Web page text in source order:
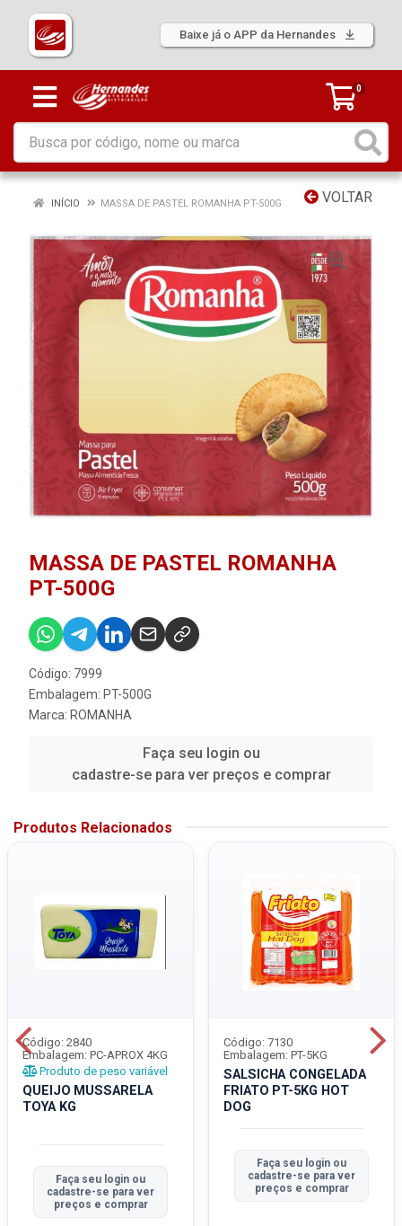
Baixe já o APP da Hernandes
0
VOLTAR
INÍCIO MASSA DE PASTEL ROMANHA PT-500G
MASSA DE PASTEL ROMANHA
PT-500G
Código: 7999
Embalagem: PT-500G
Marca: ROMANHA
Faça seu login ou
cadastre-se para ver preços e comprar
Produtos Relacionados
QUEIJO MUSSARELA
TOYA KG
Código: 2840
Embalagem: PC-APROX 4KG
Produto de peso variável
Faça seu login ou
cadastre-se para ver
preços e comprar
SALSICHA CONGELADA
FRIATO PT-5KG HOT
DOG
Código: 7130
Embalagem: PT-5KG
Faça seu login ou
cadastre-se para ver
preços e comprar